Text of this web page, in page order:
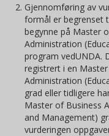
Gjennomføring av
formål er begrenset
begynne på Master
Administration
program vedUNDA.
registrert i en
Administration
grad eller tidligere
Master of Business
and Management)
vurderingen